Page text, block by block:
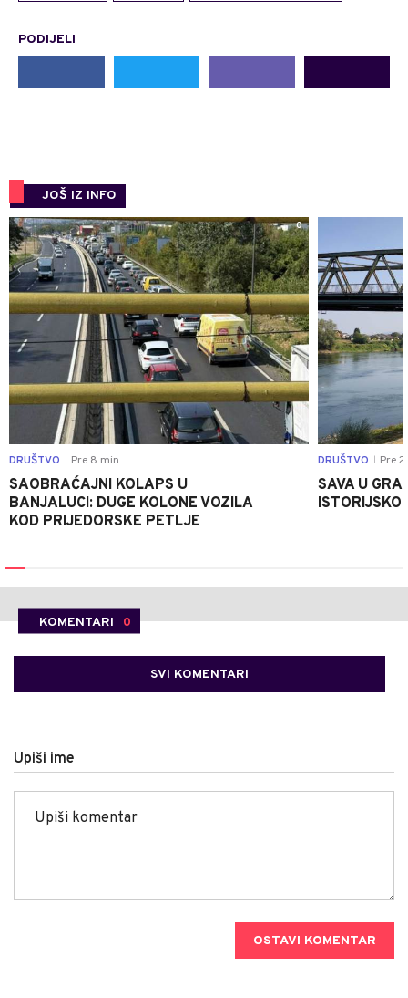
PODIJELI
JOŠ IZ INFO
0
DRUŠTVO Pre 8 min
SAOBRAĆAJNI KOLAPS U
BANJALUCI: DUGE KOLONE VOZILA
KOD PRIJEDORSKE PETLJE
DRUŠTVO Pre
SAVA U
KOMENTARI 0
SVI KOMENTARI
Upiši ime
OSTAVI KOMENTAR